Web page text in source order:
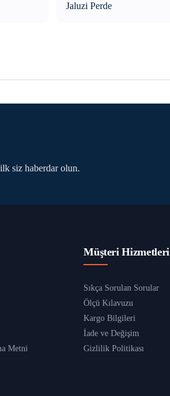
Jaluzi Perde
siz haberdar olun.
Metni
Müşteri Hizmetleri
Sıkça Sorulan Sorular
Ölçü Kılavuzu
Kargo Bilgileri
İade ve Değişim
Gizlilik Politikası